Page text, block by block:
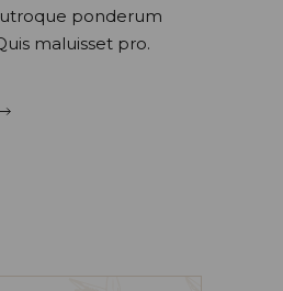
ponderum
maluisset pro.